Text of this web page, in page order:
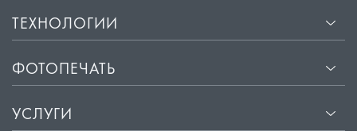
ТЕХНОЛОГИИ
ФОТОПЕЧАТЬ
УСЛУГИ